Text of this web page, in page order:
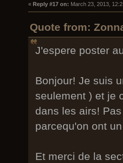
« Reply #17 on: March 23, 2013,
Quote from:
J'espere poster
Bonjour! Je suis
seulement ) et je
dans les airs!
parcequ'on ont
Et merci de la